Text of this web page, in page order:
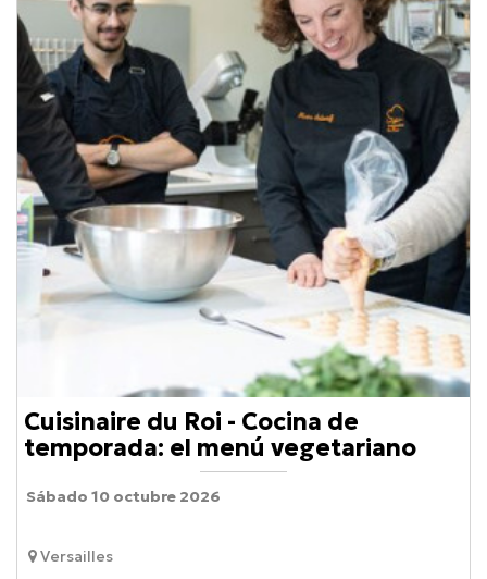
Cuisinaire du Roi - Cocina de
temporada: el menú vegetariano
Versailles
Sábado 10 octubre 2026